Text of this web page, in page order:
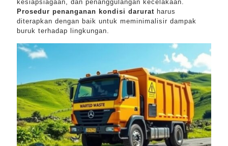
kesiapsiagaan, dan penanggulangan kecelakaan.
Prosedur penanganan kondisi darurat harus
diterapkan dengan baik untuk meminimalisir dampak
buruk terhadap lingkungan.